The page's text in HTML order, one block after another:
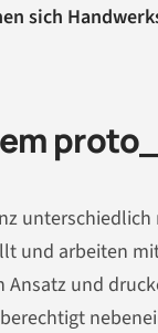
sich
und arbeiten
und